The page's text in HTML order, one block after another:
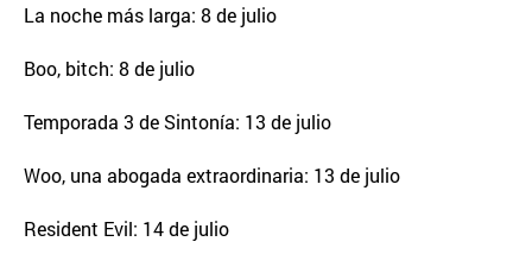
La noche más larga: 8 de julio
Boo, bitch: 8 de julio
Temporada 3 de Sintonía: 13 de julio
Woo, una abogada extraordinaria: 13 de julio
Resident Evil: 14 de julio